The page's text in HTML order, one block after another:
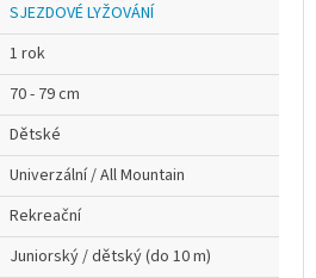
SJEZDOVÉ LYŽOVÁNÍ
1 rok
70 - 79 cm
Dětské
Univerzální / All Mountain
Rekreační
Juniorský / dětský (do 10 m)